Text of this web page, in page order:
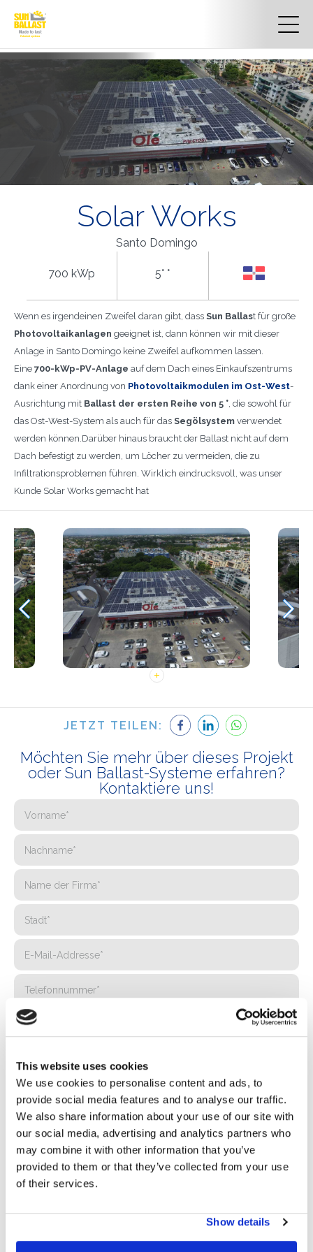
This website uses cookies
We use cookies to personalise content and ads, to
provide social media features and to analyse our traffic.
We also share information about your use of our site with
our social media, advertising and analytics partners who
may combine it with other information that you’ve
provided to them or that they’ve collected from your use
of their services.
Show details
Solar Works
Santo Domingo
700 kWp 5° °
Wenn es irgendeinen Zweifel daran gibt, dass Sun Ballast für große
Photovoltaikanlagen geeignet ist, dann können wir mit dieser
Anlage in Santo Domingo keine Zweifel aufkommen lassen.
Eine 700-kWp-PV-Anlage auf dem Dach eines Einkaufszentrums
dank einer Anordnung von Photovoltaikmodulen im Ost-West-
Ausrichtung mit Ballast der ersten Reihe von 5 °, die sowohl für
das Ost-West-System als auch für das Segölsystem verwendet
werden können.Darüber hinaus braucht der Ballast nicht auf dem
Dach befestigt zu werden, um Löcher zu vermeiden, die zu
Infiltrationsproblemen führen. Wirklich eindrucksvoll, was unser
Kunde Solar Works gemacht hat
JETZT TEILEN:
Möchten Sie mehr über dieses Projekt
oder Sun Ballast-Systeme erfahren?
Kontaktiere uns!
Privacy*
Ich genehmige die Verarbeitung meiner Daten gemäß den